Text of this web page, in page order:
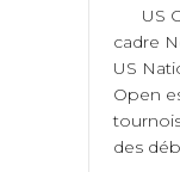
US
cadre
US
Open
des